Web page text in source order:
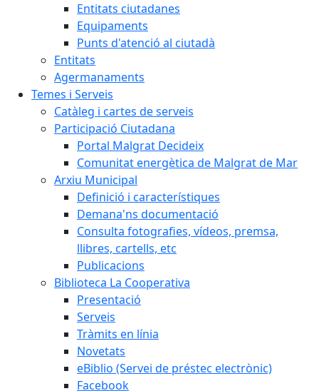
Entitats ciutadanes
Equipaments
Punts d'atenció al ciutadà
Entitats
Agermanaments
Temes i Serveis
Catàleg i cartes de serveis
Participació Ciutadana
Portal Malgrat Decideix
Comunitat energètica de Malgrat de Mar
Arxiu Municipal
Definició i característiques
Demana'ns documentació
Consulta fotografies, vídeos, premsa,
llibres, cartells, etc
Publicacions
Biblioteca La Cooperativa
Presentació
Serveis
Tràmits en línia
Novetats
eBiblio (Servei de préstec electrònic)
Facebook